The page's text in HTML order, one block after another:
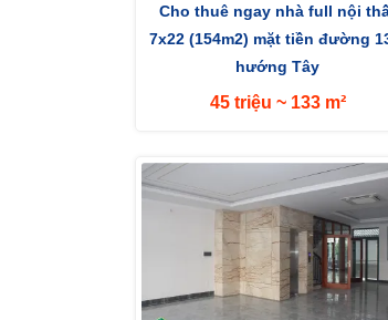
Cho thuê ngay nhà full nội
7x22 (154m2) mặt tiền đường
hướng Tây
45 triệu ~ 133 m²